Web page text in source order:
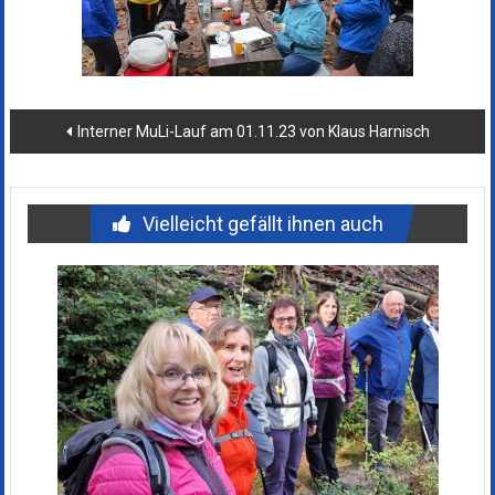
Beitragsnavigation
Interner MuLi-Lauf am 01.11.23 von Klaus Harnisch
Vielleicht gefällt ihnen auch